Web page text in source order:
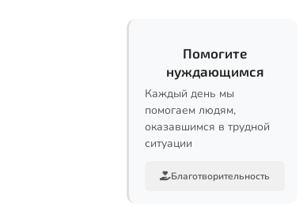
Помогите
нуждающимся
Каждый день мы
помогаем людям,
оказавшимся в трудной
ситуации
Благотворительность